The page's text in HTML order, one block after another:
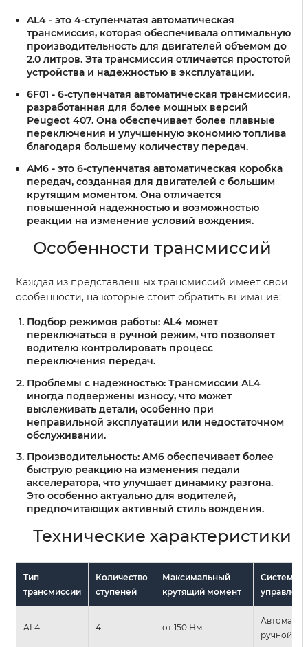
AL4 - это 4-ступенчатая автоматическая
трансмиссия, которая обеспечивала оптимальную
производительность для двигателей объемом до
2.0 литров. Эта трансмиссия отличается простотой
устройства и надежностью в эксплуатации.
6F01 - 6-ступенчатая автоматическая трансмиссия,
разработанная для более мощных версий
Peugeot 407. Она обеспечивает более плавные
переключения и улучшенную экономию топлива
благодаря большему количеству передач.
AM6 - это 6-ступенчатая автоматическая коробка
передач, созданная для двигателей с большим
крутящим моментом. Она отличается
повышенной надежностью и возможностью
реакции на изменение условий вождения.
Особенности трансмиссий
Каждая из представленных трансмиссий имеет свои
особенности, на которые стоит обратить внимание:
Подбор режимов работы: AL4 может
переключаться в ручной режим, что позволяет
водителю контролировать процесс
переключения передач.
Проблемы с надежностью: Трансмиссии AL4
иногда подвержены износу, что может
выслеживать детали, особенно при
неправильной эксплуатации или недостаточном
обслуживании.
Производительность: AM6 обеспечивает более
быструю реакцию на изменения педали
акселератора, что улучшает динамику разгона.
Это особенно актуально для водителей,
предпочитающих активный стиль вождения.
Технические характеристики
Тип
трансмиссии
Количество
ступеней
Максимальный
крутящий момент
Система
AL4 4 от 150 Нм
ручной